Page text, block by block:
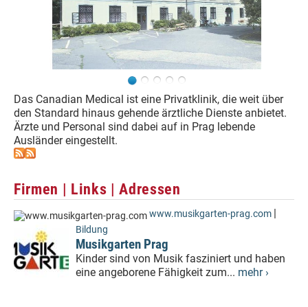
Das Canadian Medical ist eine Privatklinik, die weit über
den Standard hinaus gehende ärztliche Dienste anbietet.
Ärzte und Personal sind dabei auf in Prag lebende
Ausländer eingestellt.
Firmen | Links | Adressen
www.musikgarten-prag.com |
Bildung
Musikgarten Prag
Kinder sind von Musik fasziniert und haben
eine angeborene Fähigkeit zum... mehr ›